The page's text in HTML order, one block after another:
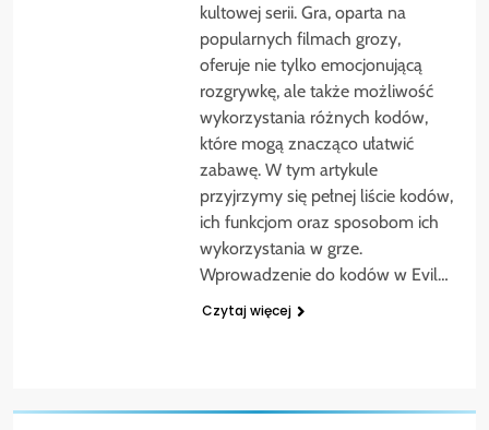
kultowej serii. Gra, oparta na
popularnych filmach grozy,
oferuje nie tylko emocjonującą
rozgrywkę, ale także możliwość
wykorzystania różnych kodów,
które mogą znacząco ułatwić
zabawę. W tym artykule
przyjrzymy się pełnej liście kodów,
ich funkcjom oraz sposobom ich
wykorzystania w grze.
Wprowadzenie do kodów w Evil…
Czytaj więcej